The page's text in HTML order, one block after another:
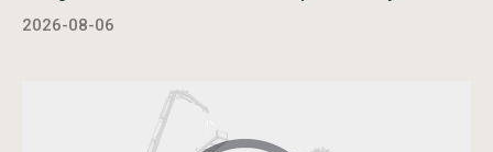
2026-08-06